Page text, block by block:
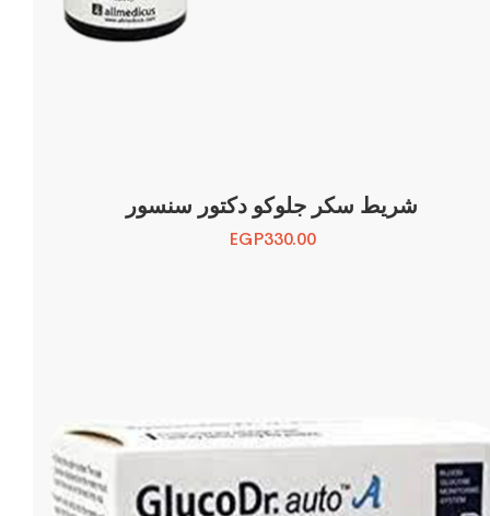
شريط سكر جلوكو دكتور سنسور
EGP330.00